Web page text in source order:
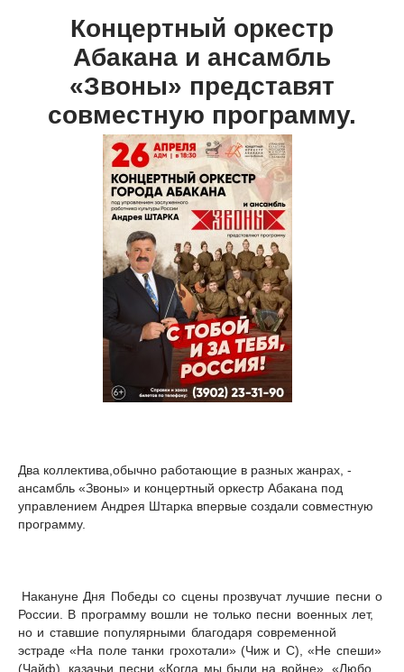
Концертный оркестр
Абакана и ансамбль
«Звоны» представят
совместную программу.
Два коллектива,обычно работающие в разных жанрах, -
ансамбль «Звоны» и концертный оркестр Абакана под
управлением Андрея Штарка впервые создали совместную
программу.
Накануне Дня Победы со сцены прозвучат лучшие песни о
России. В программу вошли не только песни военных лет,
но и ставшие популярными благодаря современной
эстраде«На поле танки грохотали» (Чиж и С), «Не спеши»
(Чайф), казачьи песни «Когда мы были на войне», «Любо